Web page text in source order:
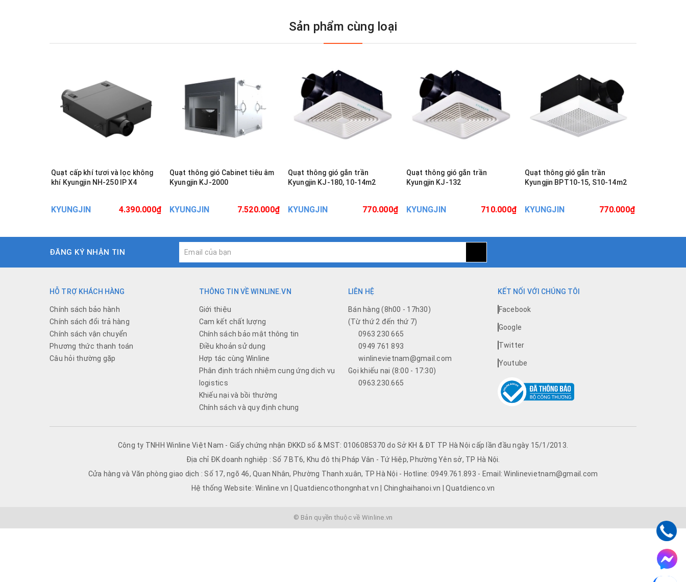
Sản phẩm cùng loại
Quạt cấp khí tươi và lọc không
khí Kyungjin NH-250 IP X4
KYUNGJIN 4.390.000₫
Quạt thông gió Cabinet tiêu âm
Kyungjin KJ-2000
KYUNGJIN 7.520.000₫
Quạt thông gió gắn trần
Kyungjin KJ-180, 10-14m2
KYUNGJIN 770.000₫
Quạt thông gió gắn trần
Kyungjin KJ-132
KYUNGJIN 710.000₫
Quạt thông gió gắn trần
Kyungjin BPT10-15, S10-14m2
KYUNGJIN 770.000₫
ĐĂNG KÝ NHẬN TIN
HỖ TRỢ KHÁCH HÀNG
Chính sách bảo hành
Chính sách đổi trả hàng
Chính sách vận chuyển
Phương thức thanh toán
Câu hỏi thường gặp
THÔNG TIN VỀ WINLINE.VN
Giới thiệu
Cam kết chất lượng
Chính sách bảo mật thông tin
Điều khoản sử dụng
Hợp tác cùng Winline
Phân định trách nhiệm cung ứng dịch vụ
logistics
Khiếu nại và bồi thường
Chính sách và quy định chung
LIÊN HỆ
Bán hàng (8h00 - 17h30)
(Từ thứ 2 đến thứ 7)
0963 230 665
0949 761 893
winlinevietnam@gmail.com
Gọi khiếu nại (8:00 - 17:30)
0963.230.665
KẾT NỐI VỚI CHÚNG TÔI
Facebook
Google
Twitter
Youtube
Công ty TNHH Winline Việt Nam - Giấy chứng nhận ĐKKD số & MST: 0106085370 do Sở KH & ĐT TP Hà Nội cấp lần đầu ngày 15/1/2013.
Địa chỉ ĐK doanh nghiệp : Số 7 BT6, Khu đô thị Pháp Vân - Tứ Hiệp, Phường Yên sở, TP Hà Nội.
Cửa hàng và Văn phòng giao dịch : Số 17, ngõ 46, Quan Nhân, Phường Thanh xuân, TP Hà Nội - Hotline: 0949.761.893 - Email: Winlinevietnam@gmail.com
Hệ thống Website: Winline.vn | Quatdiencothongnhat.vn | Chinghaihanoi.vn | Quatdienco.vn
© Bản quyền thuộc về Winline.vn